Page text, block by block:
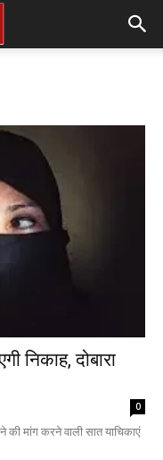
निकाह, दोबारा
0
की मांग करने वाली सात याचिकाएं